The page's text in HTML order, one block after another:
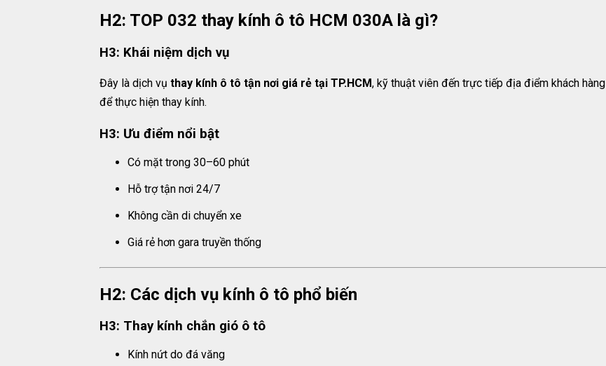
H2: TOP 032 thay kính ô tô HCM 030A là gì?
H3: Khái niệm dịch vụ
Đây là dịch vụ thay kính ô tô tận nơi giá rẻ tại TP.HCM, kỹ thuật viên đến trực tiếp địa điểm khách hàng
để thực hiện thay kính.
H3: Ưu điểm nổi bật
Có mặt trong 30–60 phút
Hỗ trợ tận nơi 24/7
Không cần di chuyển xe
Giá rẻ hơn gara truyền thống
H2: Các dịch vụ kính ô tô phổ biến
H3: Thay kính chắn gió ô tô
Kính nứt do đá văng